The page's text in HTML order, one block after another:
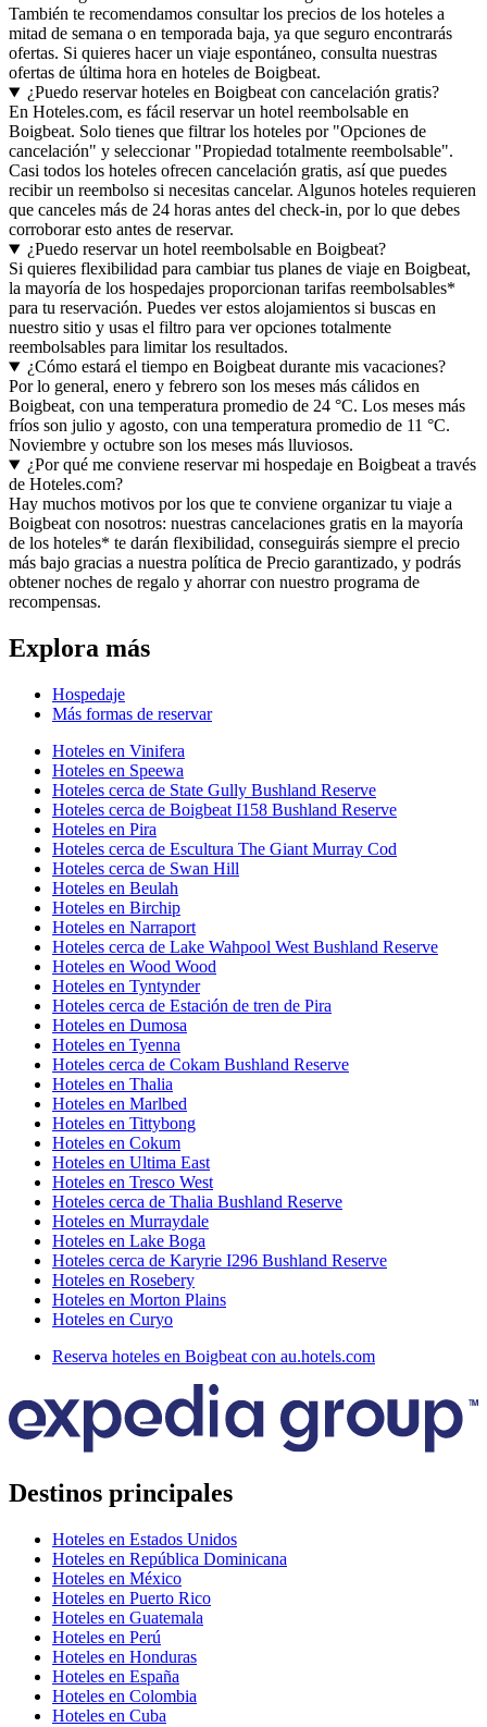
También te recomendamos consultar los precios de los hoteles a
mitad de semana o en temporada baja, ya que seguro encontrarás
ofertas. Si quieres hacer un viaje espontáneo, consulta nuestras
ofertas de última hora en hoteles de Boigbeat.
¿Puedo reservar hoteles en Boigbeat con cancelación gratis?
En Hoteles.com, es fácil reservar un hotel reembolsable en
Boigbeat. Solo tienes que filtrar los hoteles por "Opciones de
cancelación" y seleccionar "Propiedad totalmente reembolsable".
Casi todos los hoteles ofrecen cancelación gratis, así que puedes
recibir un reembolso si necesitas cancelar. Algunos hoteles requieren
que canceles más de 24 horas antes del check-in, por lo que debes
corroborar esto antes de reservar.
¿Puedo reservar un hotel reembolsable en Boigbeat?
Si quieres flexibilidad para cambiar tus planes de viaje en Boigbeat,
la mayoría de los hospedajes proporcionan tarifas reembolsables*
para tu reservación. Puedes ver estos alojamientos si buscas en
nuestro sitio y usas el filtro para ver opciones totalmente
reembolsables para limitar los resultados.
¿Cómo estará el tiempo en Boigbeat durante mis vacaciones?
Por lo general, enero y febrero son los meses más cálidos en
Boigbeat, con una temperatura promedio de 24 °C. Los meses más
fríos son julio y agosto, con una temperatura promedio de 11 °C.
Noviembre y octubre son los meses más lluviosos.
¿Por qué me conviene reservar mi hospedaje en Boigbeat a través
de Hoteles.com?
Hay muchos motivos por los que te conviene organizar tu viaje a
Boigbeat con nosotros: nuestras cancelaciones gratis en la mayoría
de los hoteles* te darán flexibilidad, conseguirás siempre el precio
más bajo gracias a nuestra política de Precio garantizado, y podrás
obtener noches de regalo y ahorrar con nuestro programa de
recompensas.
Explora más
Hospedaje
Más formas de reservar
Hoteles en Vinifera
Hoteles en Speewa
Hoteles cerca de State Gully Bushland Reserve
Hoteles cerca de Boigbeat I158 Bushland Reserve
Hoteles en Pira
Hoteles cerca de Escultura The Giant Murray Cod
Hoteles cerca de Swan Hill
Hoteles en Beulah
Hoteles en Birchip
Hoteles en Narraport
Hoteles cerca de Lake Wahpool West Bushland Reserve
Hoteles en Wood Wood
Hoteles en Tyntynder
Hoteles cerca de Estación de tren de Pira
Hoteles en Dumosa
Hoteles en Tyenna
Hoteles cerca de Cokam Bushland Reserve
Hoteles en Thalia
Hoteles en Marlbed
Hoteles en Tittybong
Hoteles en Cokum
Hoteles en Ultima East
Hoteles en Tresco West
Hoteles cerca de Thalia Bushland Reserve
Hoteles en Murraydale
Hoteles en Lake Boga
Hoteles cerca de Karyrie I296 Bushland Reserve
Hoteles en Rosebery
Hoteles en Morton Plains
Hoteles en Curyo
Reserva hoteles en Boigbeat con au.hotels.com
Destinos principales
Hoteles en Estados Unidos
Hoteles en República Dominicana
Hoteles en México
Hoteles en Puerto Rico
Hoteles en Guatemala
Hoteles en Perú
Hoteles en Honduras
Hoteles en España
Hoteles en Colombia
Hoteles en Cuba